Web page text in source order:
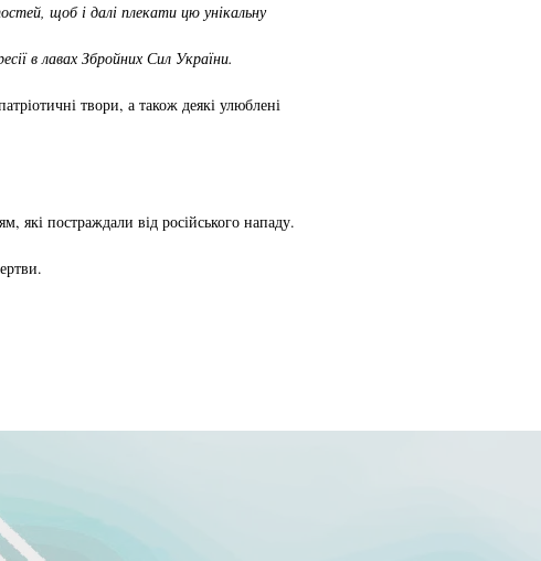
щоб і далі плекати цю унікальну
в лавах Збройних Сил України.
твори, а також деякі улюблені
постраждали від російського нападу.